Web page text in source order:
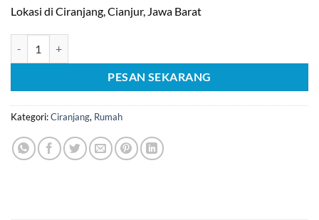
Lokasi di Ciranjang, Cianjur, Jawa Barat
PESAN SEKARANG
Kategori:Ciranjang, Rumah